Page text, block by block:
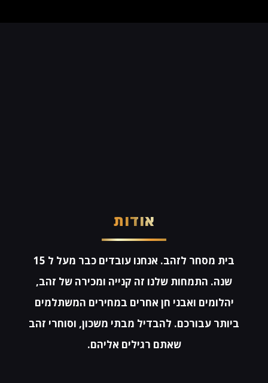
אודות
בית מסחר לזהב. אנחנו עובדים כבר מעל ל 15
שנה. התמחות שלנו זה קנייה ומכירה של זהב,
יהלומים ואבני חן אחרים במחירים המשתלמים
ביותר עבורכם. להבדיל מבתי משכון, וסוחרי זהב
שאתם רגילים אליהם.